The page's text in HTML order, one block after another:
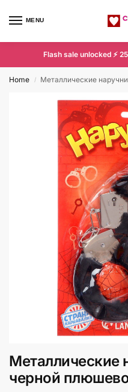
MENU
Flash sale unlocked ⚡
Home / Металлические
Металлические
черной